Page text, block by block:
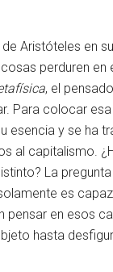
Aristóteles en
perduren en
, el
Para colocar
esencia y se ha
al capitalismo.
La
es
en esos
hasta